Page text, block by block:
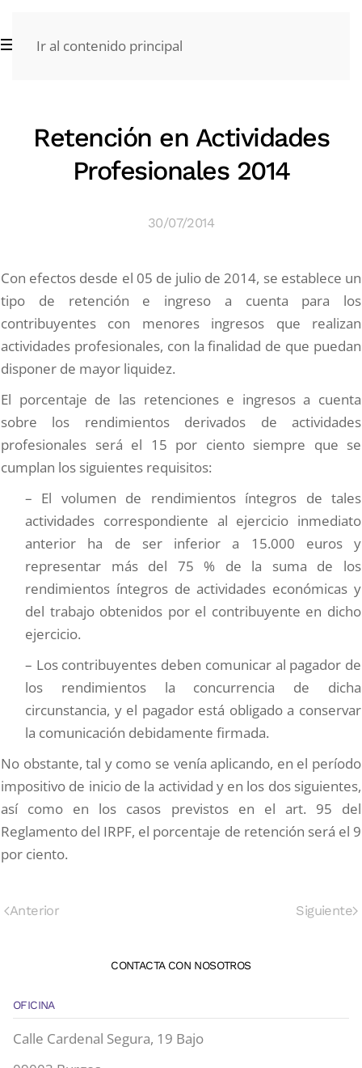
Ir al contenido principal
Retención en Actividades
Profesionales 2014
30/07/2014
Con efectos desde el 05 de julio de 2014, se establece un
tipo de retención e ingreso a cuenta para los
contribuyentes con menores ingresos que realizan
actividades profesionales, con la finalidad de que puedan
disponer de mayor liquidez.
El porcentaje de las retenciones e ingresos a cuenta
sobre los rendimientos derivados de actividades
profesionales será el 15 por ciento siempre que se
cumplan los siguientes requisitos:
– El volumen de rendimientos íntegros de tales
actividades correspondiente al ejercicio inmediato
anterior ha de ser inferior a 15.000 euros y
representar más del 75 % de la suma de los
rendimientos íntegros de actividades económicas y
del trabajo obtenidos por el contribuyente en dicho
ejercicio.
– Los contribuyentes deben comunicar al pagador de
los rendimientos la concurrencia de dicha
circunstancia, y el pagador está obligado a conservar
la comunicación debidamente firmada.
No obstante, tal y como se venía aplicando, en el período
impositivo de inicio de la actividad y en los dos siguientes,
así como en los casos previstos en el art. 95 del
Reglamento del IRPF, el porcentaje de retención será el 9
por ciento.
Anterior Siguiente
CONTACTA CON NOSOTROS
OFICINA
Calle Cardenal Segura, 19 Bajo